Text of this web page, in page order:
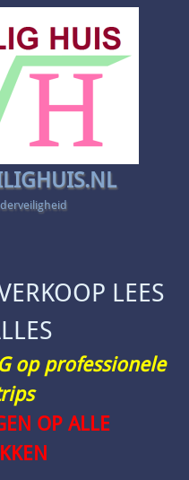
LEES
op professionele
OP ALLE